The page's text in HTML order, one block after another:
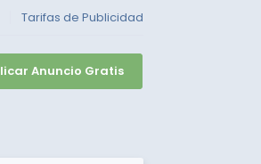
Tarifas de Publicidad
Anuncio Gratis